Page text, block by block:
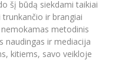
ansamblis (vadovas Artūras
savišvietos būdu įgytų
ir pripažinimas
praktikoms (SMP)
institutas
ir technologijų (HET)
šį būdą siekdami taikiai
ir brangiai
metodinis
naudingas ir mediacija
kitiems, savo veikloje